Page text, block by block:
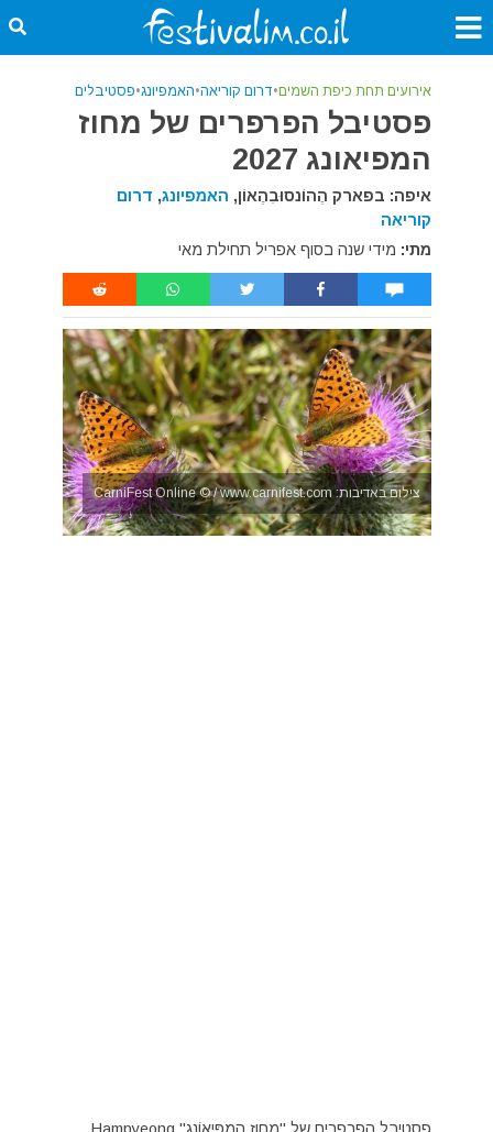
אירועים תחת כיפת השמים•דרום קוריאה•האמפיונג•פסטיבלים
פסטיבל הפרפרים של מחוז
המפיאונג 2027
איפה: בפארק הֶהוֹנסוּבִהֶאוֹן, האמפיונג, דרום
קוריאה
מתי: מידי שנה בסוף אפריל תחילת מאי
צילום באדיבות: CarniFest Online © / www.carnifest.com